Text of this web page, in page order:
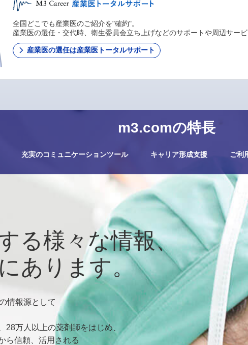
m3.comの特長
充実のコミュニケーションツール キャリア形成支援 ご利
全国どこでも産業医のご紹介を"確約"。
産業医の選任・交代時、衛生委員会立ち上げなどのサポートや周辺サー
産業医の選任は産業医トータルサポート
る様々な情報、
あります。
情報源として
28万人以上の薬剤師をはじめ、
ら信頼、活用される